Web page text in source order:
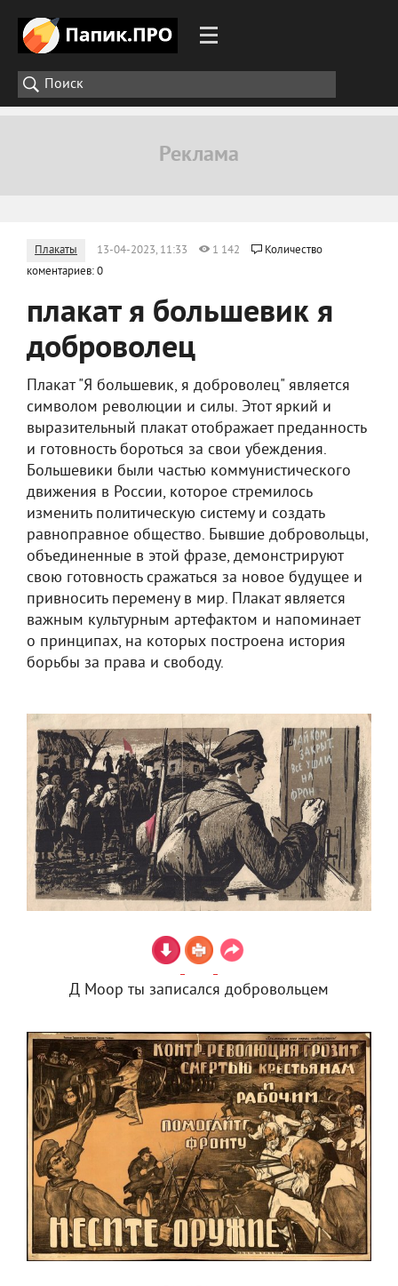
Плакаты 13-04-2023, 11:33 1 142
Количество
коментариев: 0
плакат я большевик я
доброволец
Плакат "Я большевик, я доброволец" является
символом революции и силы. Этот яркий и
выразительный плакат отображает преданность
и готовность бороться за свои убеждения.
Большевики были частью коммунистического
движения в России, которое стремилось
изменить политическую систему и создать
равноправное общество. Бывшие добровольцы,
объединенные в этой фразе, демонстрируют
свою готовность сражаться за новое будущее и
привносить перемену в мир. Плакат является
важным культурным артефактом и напоминает
о принципах, на которых построена история
борьбы за права и свободу.
Д Моор ты записался добровольцем